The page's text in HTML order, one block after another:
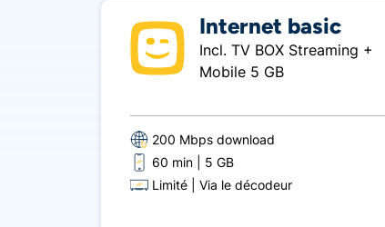
Internet basic
Incl. TV BOX Streaming +
Mobile 5 GB
200 Mbps download
60 min
5 GB
Limité
Via le décodeur